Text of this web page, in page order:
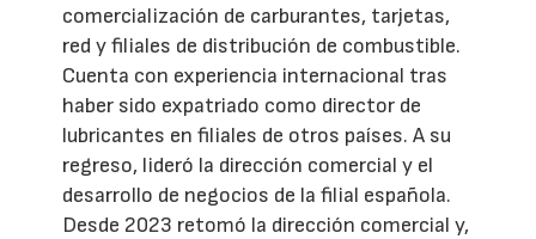
comercialización de carburantes, tarjetas,
red y filiales de distribución de combustible.
Cuenta con experiencia internacional tras
haber sido expatriado como director de
lubricantes en filiales de otros países. A su
regreso, lideró la dirección comercial y el
desarrollo de negocios de la filial española.
Desde 2023 retomó la dirección comercial y,